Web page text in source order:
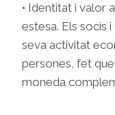
• Identitat i valor
estesa. Els socis
seva activitat
persones, fet que
moneda